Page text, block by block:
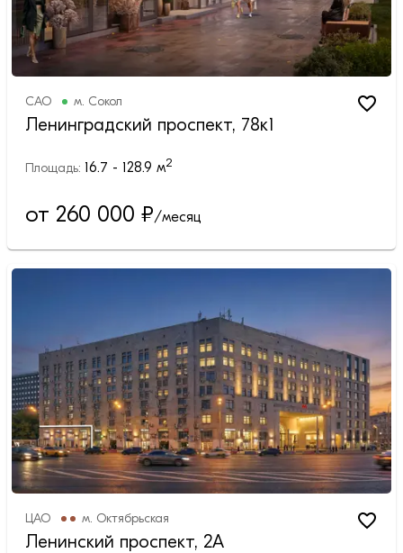
САО м. Сокол
Ленинградский проспект, 78к1
Площадь: 16.7 - 128.9 м2
от 260 000 ₽/месяц
ЦАО м. Октябрьская
Ленинский проспект, 2А